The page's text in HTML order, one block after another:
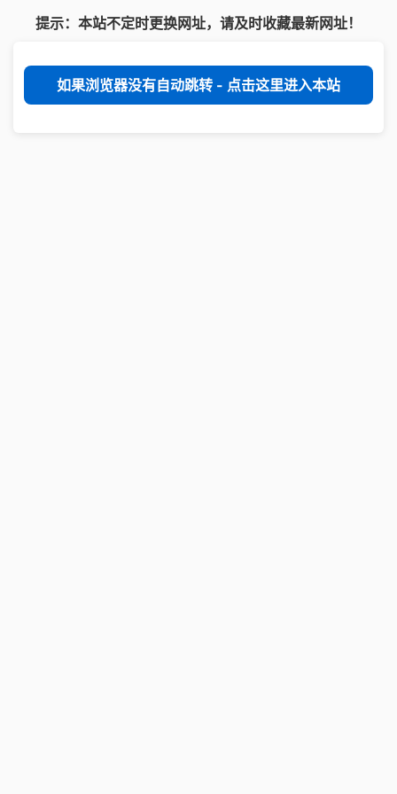
提示：本站不定时更换网址，请及时收藏最新网址！
如果浏览器没有自动跳转 - 点击这里进入本站